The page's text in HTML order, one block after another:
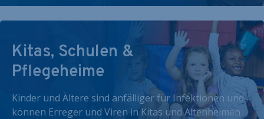
Kitas, Schulen &
Pflegeheime
Kinder und Ältere sind anfälliger für Infektionen und
können Erreger und Viren in Kitas und Altenheimen